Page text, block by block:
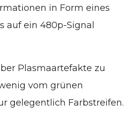
in Form eines
auf ein 480p-Signal
Plasmaartefakte zu
vom grünen
gelegentlich Farbstreifen.